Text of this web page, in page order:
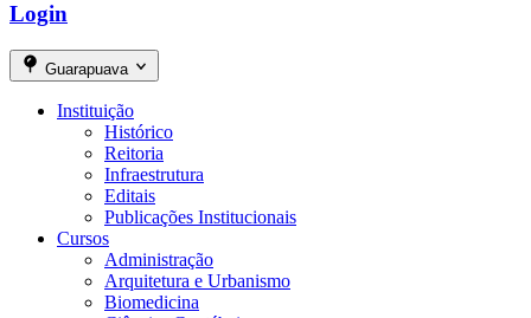
Login
Guarapuava
Instituição
Histórico
Reitoria
Infraestrutura
Editais
Publicações Institucionais
Cursos
Administração
Arquitetura e Urbanismo
Biomedicina